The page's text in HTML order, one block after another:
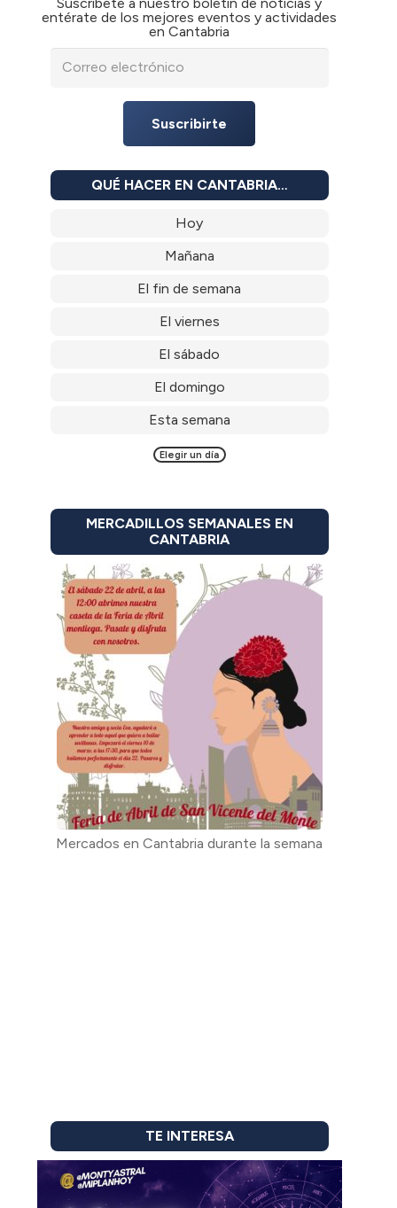
entérate de los mejores eventos y actividades
en Cantabria
Suscribirte
QUÉ HACER EN CANTABRIA…
Hoy
Mañana
El fin de semana
El viernes
El sábado
El domingo
Esta semana
Elegir un día
MERCADILLOS SEMANALES EN
CANTABRIA
Mercados en Cantabria durante la semana
TE INTERESA